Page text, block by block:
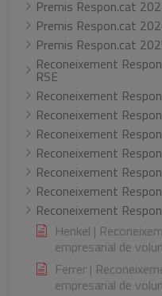
Premis Respon.cat
Premis Respon.cat
Premis Respon.cat
Reconeixement
RSE
Reconeixement
Reconeixement
Reconeixement
Reconeixement
Reconeixement
Reconeixement
Reconeixement
Henkel |
empresarial de
Ferrer |
empresarial de